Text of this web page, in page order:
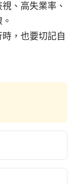
、高失業率、
時，也要切記自